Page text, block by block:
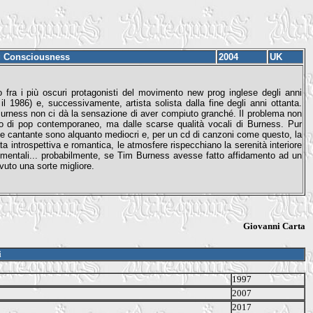
Consciousness 2004 UK
i più oscuri protagonisti del movimento new prog inglese degli anni
e, successivamente, artista solista dalla fine degli anni ottanta.
non ci dà la sensazione di aver compiuto granché. Il problema non
pop contemporaneo, ma dalle scarse qualità vocali di Burness. Pur
sono alquanto mediocri e, per un cd di canzoni come questo, la
introspettiva e romantica, le atmosfere rispecchiano la serenità interiore
probabilmente, se Tim Burness avesse fatto affidamento ad un
una sorte migliore.
Giovanni Carta
1997
2007
2017